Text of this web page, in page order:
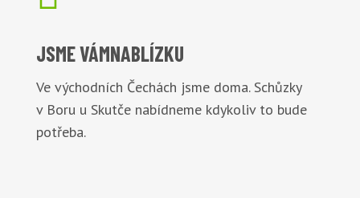
JSME VÁMNABLÍZKU
Ve východních Čechách jsme doma. Schůzky
v Boru u Skutče nabídneme kdykoliv to bude
potřeba.